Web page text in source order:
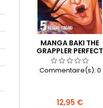
MANGA BAKI THE
GRAPPLER PERFECT
EDITION TOME 05
Commentaire(s): 0
Prix
12,95 €